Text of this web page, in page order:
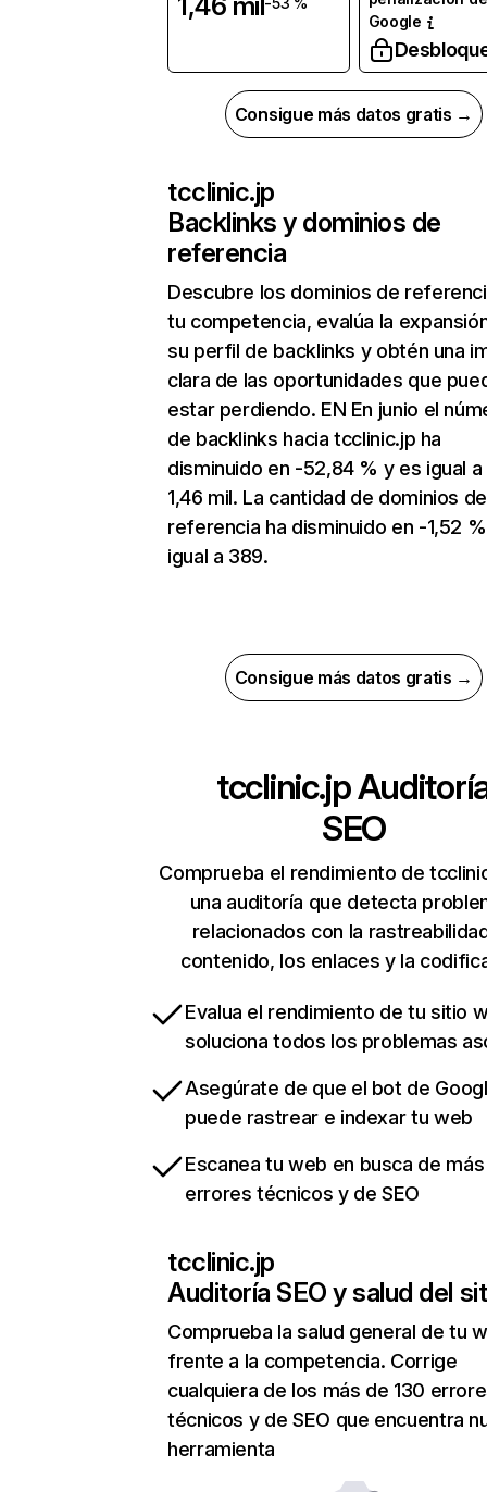
Google
Consigue más datos gratis →
tcclinic.jp
Backlinks y dominios de
referencia
Descubre los dominios de
tu competencia, evalúa la
su perfil de backlinks y obtén una
clara de las oportunidades que
estar perdiendo. EN En junio el
de backlinks hacia tcclinic.jp ha
disminuido en -52,84 % y es igual a
1,46 mil. La cantidad de dominios de
referencia ha disminuido en -1,52
igual a 389.
Consigue más datos gratis →
tcclinic.jp
SEO
Comprueba el rendimiento de
una auditoría que detecta
relacionados con la
contenido, los enlaces y la
Evalua el rendimiento de tu sitio
soluciona todos los problemas
Asegúrate de que el bot de
puede rastrear e indexar tu web
Escanea tu web en busca de
errores técnicos y de SEO
tcclinic.jp
Auditoría SEO y salud del
Comprueba la salud general de tu
frente a la competencia. Corrige
cualquiera de los más de 130
técnicos y de SEO que encuentra
herramienta